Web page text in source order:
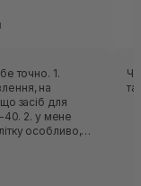
точно. 1.
на
засіб для
особливо,
та